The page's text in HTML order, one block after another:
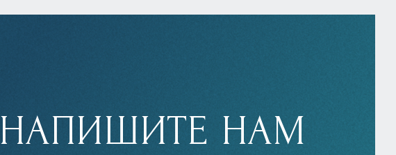
НАПИШИТЕ НАМ